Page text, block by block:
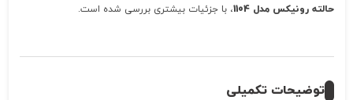
حالته رونیکس مدل 1104
، با جزئیات بیشتری بررسی شده است.
توضیحات تکمیلی